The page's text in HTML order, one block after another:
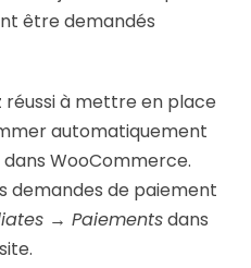
être demandés
réussi à mettre en place
automatiquement
WooCommerce.
demandes de paiement
→ Paiementsdans